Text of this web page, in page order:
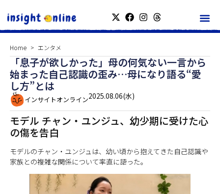
Home エンタメ
「息子が欲しかった」母の何気ない一言から
始まった自己認識の歪み…母になり語る“愛
し方”とは
インサイトオンライン2025.08.06(水)
モデル チャン・ユンジュ、幼少期に受けた心
の傷を告白
モデルのチャン・ユンジュは、幼い頃から抱えてきた自己認識や
家族との複雑な関係について率直に語った。